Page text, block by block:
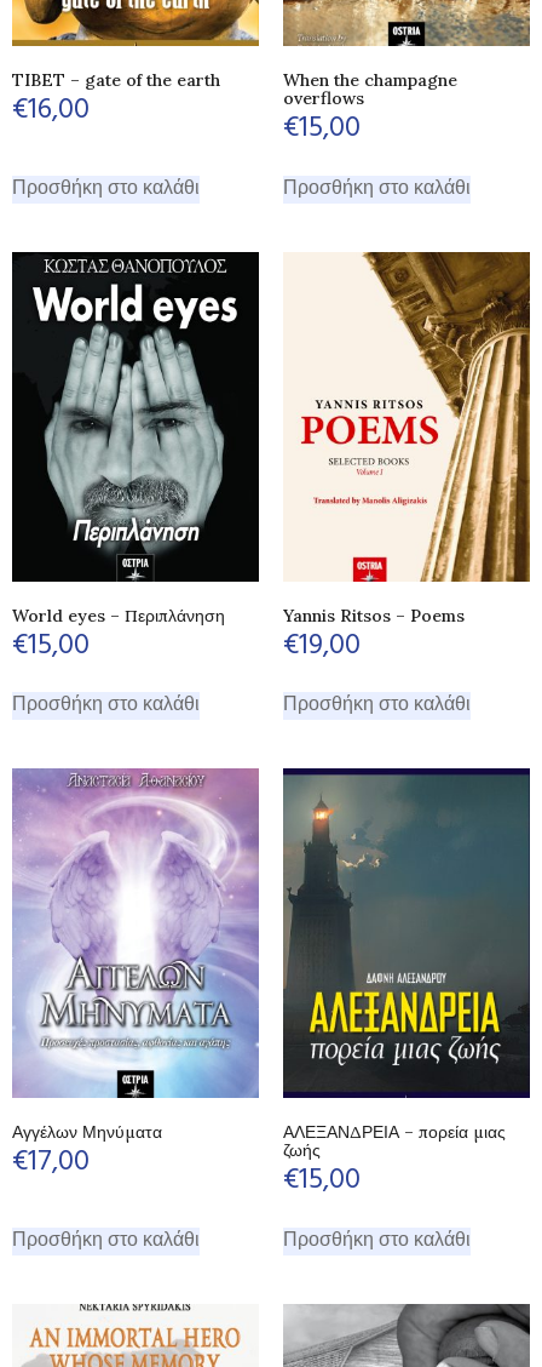
TIBET – gate of the earth
€16,00
Προσθήκη στο καλάθι
When the champagne
overflows
€15,00
Προσθήκη στο καλάθι
World eyes – Περιπλάνηση
€15,00
Προσθήκη στο καλάθι
Yannis Ritsos – Poems
€19,00
Προσθήκη στο καλάθι
Αγγέλων Μηνύματα
€17,00
Προσθήκη στο καλάθι
ΑΛΕΞΑΝΔΡΕΙΑ – πορεία μιας
ζωής
€15,00
Προσθήκη στο καλάθι